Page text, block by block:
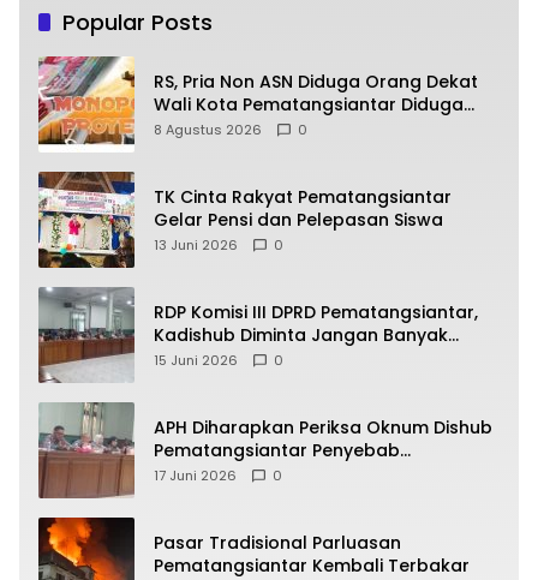
Popular Posts
RS, Pria Non ASN Diduga Orang Dekat
Wali Kota Pematangsiantar Diduga
Bagi Bagi Proyek ke Kontraktor
8 Agustus 2026 0
TK Cinta Rakyat Pematangsiantar
Gelar Pensi dan Pelepasan Siswa
13 Juni 2026 0
RDP Komisi III DPRD Pematangsiantar,
Kadishub Diminta Jangan Banyak
Alasan
15 Juni 2026 0
APH Diharapkan Periksa Oknum Dishub
Pematangsiantar Penyebab
Kebocoran PAD Retribusi Parkir
17 Juni 2026 0
Pasar Tradisional Parluasan
Pematangsiantar Kembali Terbakar